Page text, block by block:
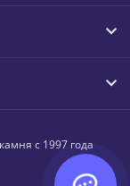
с 1997 года